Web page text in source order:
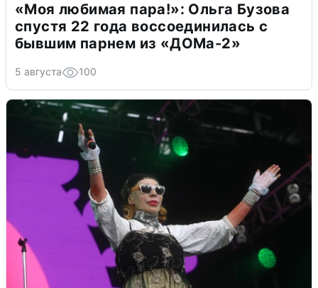
«Моя любимая пара!»: Ольга Бузова
спустя 22 года воссоединилась с
бывшим парнем из «ДОМа-2»
5 августа 100